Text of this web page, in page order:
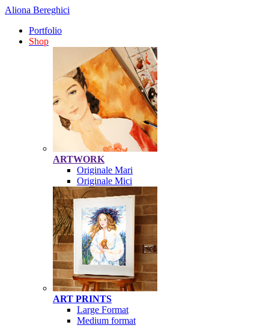
Aliona Bereghici
Portfolio
Shop
ARTWORK
Originale Mari
Originale Mici
ART PRINTS
Large Format
Medium format